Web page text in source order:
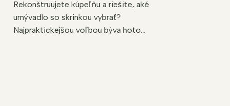
Rekonštruujete kúpeľňu a riešite, aké
umývadlo so skrinkou vybrať?
Najpraktickejšou voľbou býva hoto...